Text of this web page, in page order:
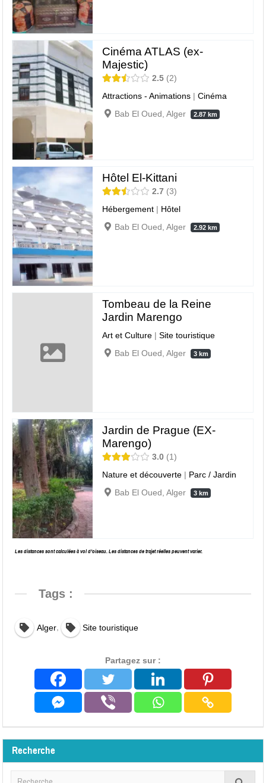
Cinéma ATLAS (ex-
Majestic)
2.5 2
Attractions - Animations |Cinéma
Bab El Oued, Alger
2.87 km
Hôtel El-Kittani
2.7
3
Hébergement | Hôtel
Bab El Oued, Alger
2.92 km
Tombeau de la Reine
Jardin Marengo
Art et Culture |Site touristique
Bab El Oued, Alger
3 km
Jardin de Prague (EX-
Marengo)
3.0
1
Nature et découverte | Parc / Jardin
Bab El Oued, Alger
3 km
Les distances sont calculées à vol d’oiseau. Les distances de trajet réelles peuvent varier.
Tags :
Alger, Site touristique
Partagez sur :
Recherche